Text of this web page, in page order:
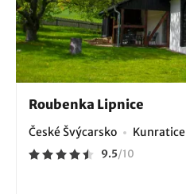
Roubenka Lipnice
České Švýcarsko Kunratice
9.5/10